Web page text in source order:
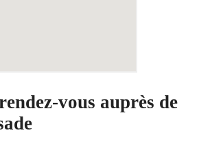
vous auprès de